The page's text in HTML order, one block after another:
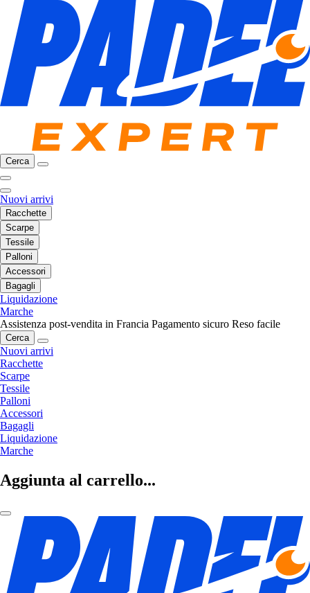
Cerca
Nuovi arrivi
Racchette
Scarpe
Tessile
Palloni
Accessori
Bagagli
Liquidazione
Marche
Assistenza post-vendita in Francia Pagamento sicuro Reso facile
Cerca
Nuovi arrivi
Racchette
Scarpe
Tessile
Palloni
Accessori
Bagagli
Liquidazione
Marche
Aggiunta al carrello...